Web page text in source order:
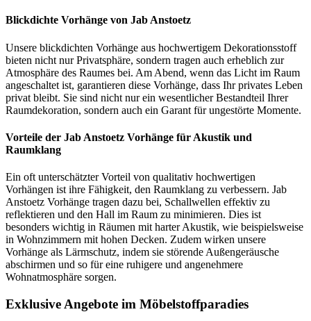
Blickdichte Vorhänge von Jab Anstoetz
Unsere blickdichten Vorhänge aus hochwertigem Dekorationsstoff
bieten nicht nur Privatsphäre, sondern tragen auch erheblich zur
Atmosphäre des Raumes bei. Am Abend, wenn das Licht im Raum
angeschaltet ist, garantieren diese Vorhänge, dass Ihr privates Leben
privat bleibt. Sie sind nicht nur ein wesentlicher Bestandteil Ihrer
Raumdekoration, sondern auch ein Garant für ungestörte Momente.
Vorteile der Jab Anstoetz Vorhänge für Akustik und
Raumklang
Ein oft unterschätzter Vorteil von qualitativ hochwertigen
Vorhängen ist ihre Fähigkeit, den Raumklang zu verbessern. Jab
Anstoetz Vorhänge tragen dazu bei, Schallwellen effektiv zu
reflektieren und den Hall im Raum zu minimieren. Dies ist
besonders wichtig in Räumen mit harter Akustik, wie beispielsweise
in Wohnzimmern mit hohen Decken. Zudem wirken unsere
Vorhänge als Lärmschutz, indem sie störende Außengeräusche
abschirmen und so für eine ruhigere und angenehmere
Wohnatmosphäre sorgen.
Exklusive Angebote im Möbelstoffparadies